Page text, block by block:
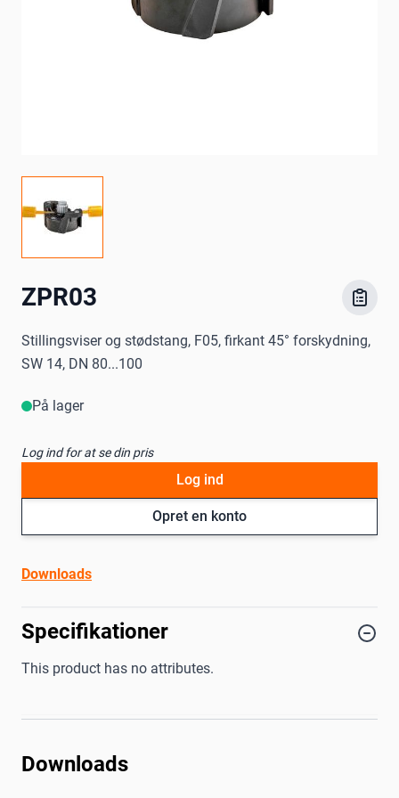
ZPR03
Stillingsviser og stødstang, F05, firkant 45° forskydning,
SW 14, DN 80...100
På lager
Log ind for at se din pris
Opret en konto
Log ind
Downloads
Specifikationer
This product has no attributes.
Downloads